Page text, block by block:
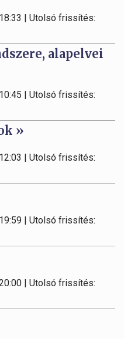
| Utolsó frissítés:
alapelvei
| Utolsó frissítés:
»
| Utolsó frissítés:
| Utolsó frissítés:
| Utolsó frissítés: